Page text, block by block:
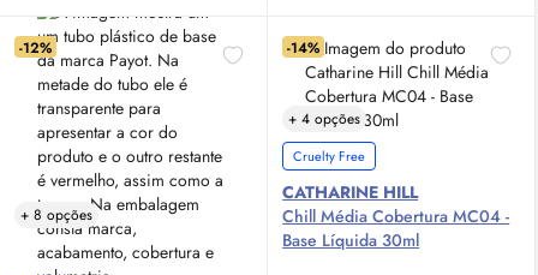
-12%
+ 8 opções
-14%
+ 4 opções
Cruelty Free
CATHARINE HILL
Chill Média Cobertura MC04 -
Base Líquida 30ml